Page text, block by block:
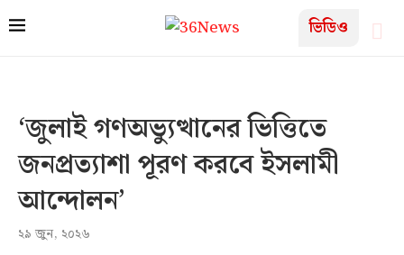
ভিডিও
‘জুলাই গণঅভ্যুত্থানের ভিত্তিতে
জনপ্রত্যাশা পূরণ করবে ইসলামী
আন্দোলন’
২৯ জুন, ২০২৬